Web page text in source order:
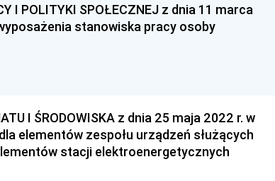
I POLITYKI SPOŁECZNEJ z dnia 11 marca
stanowiska pracy osoby
I ŚRODOWISKA z dnia 25 maja 2022 r. w
elementów zespołu urządzeń służących
stacji elektroenergetycznych